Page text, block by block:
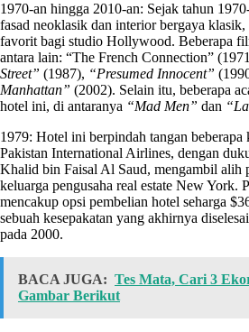
1970-an hingga 2010-an: Sejak tahun
fasad neoklasik dan interior bergaya
favorit bagi studio Hollywood. Beberapa
antara lain: “The French Connection”
Street” (1987), “Presumed Innocent”
Manhattan” (2002). Selain itu, beberapa
hotel ini, di antaranya “Mad Men” dan
1979: Hotel ini berpindah tangan beberapa
Pakistan International Airlines, dengan
Khalid bin Faisal Al Saud, mengambil alih
keluarga pengusaha real estate New York.
mencakup opsi pembelian hotel seharga
sebuah kesepakatan yang akhirnya
pada 2000.
BACA JUGA: Tes Mata, Cari 3
Gambar Berikut